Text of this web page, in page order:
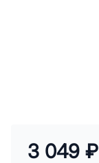
3 049 ₽